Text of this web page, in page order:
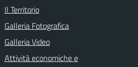
Il Territorio
Galleria Fotografica
Galleria Video
Attività economiche e